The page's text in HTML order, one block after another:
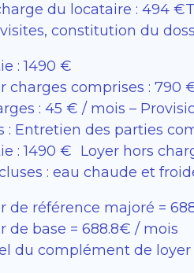
du locataire : 494
constitution du
: 1490 €
charges comprises : 790
: 45 € / mois –
: Entretien des parties
: 1490 € Loyer hors
: eau chaude et
de référence majoré =
de base = 688.8€ / mois
du complément de loyer